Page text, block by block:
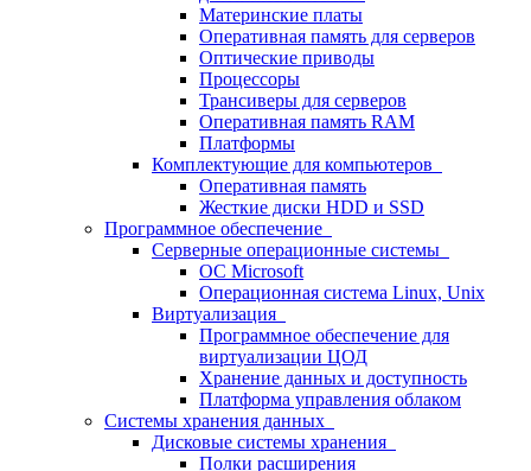
Материнские платы
Оперативная память для серверов
Оптические приводы
Процессоры
Трансиверы для серверов
Оперативная память RAM
Платформы
Комплектующие для компьютеров
Оперативная память
Жесткие диски HDD и SSD
Программное обеспечение
Серверные операционные системы
ОС Microsoft
Операционная система Linux, Unix
Виртуализация
Программное обеспечение для
виртуализации ЦОД
Хранение данных и доступность
Платформа управления облаком
Системы хранения данных
Дисковые системы хранения
Полки расширения